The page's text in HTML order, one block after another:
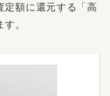
定額に還元する「高
。